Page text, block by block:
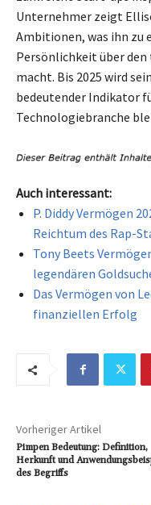
Unternehmer zeigt
Ambitionen, was ihn zu
Persönlichkeit über
macht. Bis 2025 wird
bedeutender Indikator
Technologiebranche
Auch interessant:
P. Diddy Vermögen
Reichtum des Rap-
Tony Beets
legendären
Das Vermögen von
finanziellen Erfolg
Vorheriger Artikel
Pimpen Bedeutung: Definition,
Herkunft und
des Begriffs